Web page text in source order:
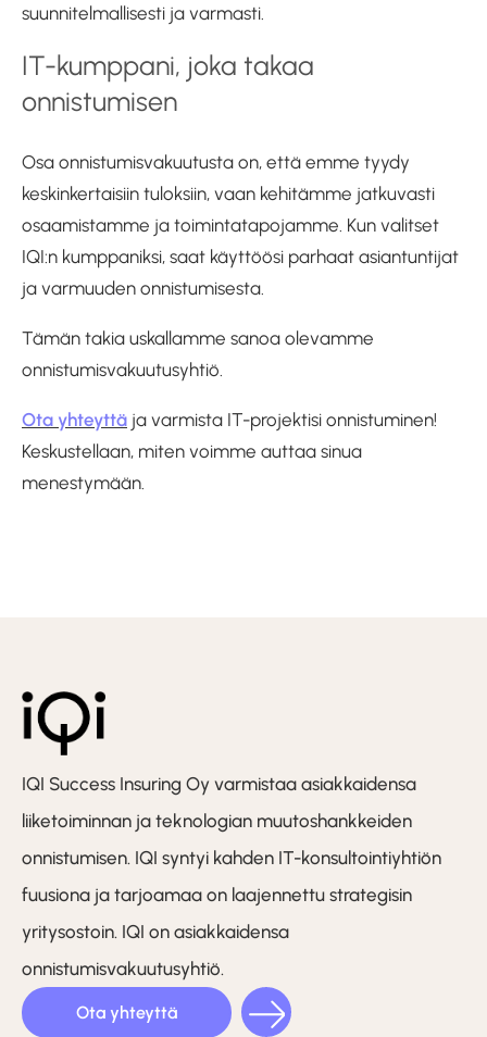
suunnitelmallisesti ja varmasti.
IT-kumppani, joka takaa
onnistumisen
Osa onnistumisvakuutusta on, että emme tyydy
keskinkertaisiin tuloksiin, vaan kehitämme jatkuvasti
osaamistamme ja toimintatapojamme. Kun valitset
IQI:n kumppaniksi, saat käyttöösi parhaat asiantuntijat
ja varmuuden onnistumisesta.
Tämän takia uskallamme sanoa olevamme
onnistumisvakuutusyhtiö.
Ota yhteyttä ja varmista IT-projektisi onnistuminen!
Keskustellaan, miten voimme auttaa sinua
menestymään.
IQI Success Insuring Oy varmistaa asiakkaidensa
liiketoiminnan ja teknologian muutoshankkeiden
onnistumisen. IQI syntyi kahden IT-konsultointiyhtiön
fuusiona ja tarjoamaa on laajennettu strategisin
yritysostoin. IQI on asiakkaidensa
onnistumisvakuutusyhtiö.
Ota yhteyttä